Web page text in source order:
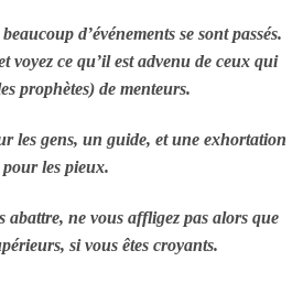
d’événements se sont passés.
voyez ce qu’il est advenu de ceux qui
prophètes) de menteurs.
les gens, un guide, et une exhortation
pour les pieux.
abattre, ne vous affligez pas alors que
si vous êtes croyants.